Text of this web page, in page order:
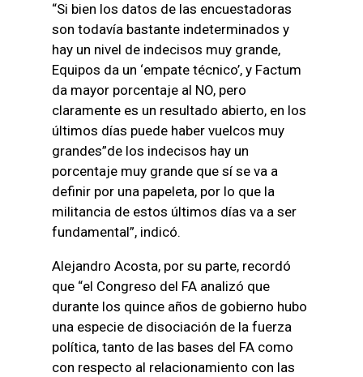
“Si bien los datos de las encuestadoras
son todavía bastante indeterminados y
hay un nivel de indecisos muy grande,
Equipos da un ‘empate técnico’, y Factum
da mayor porcentaje al NO, pero
claramente es un resultado abierto, en los
últimos días puede haber vuelcos muy
grandes”de los indecisos hay un
porcentaje muy grande que sí se va a
definir por una papeleta, por lo que la
militancia de estos últimos días va a ser
fundamental”, indicó.
Alejandro Acosta, por su parte, recordó
que “el Congreso del FA analizó que
durante los quince años de gobierno hubo
una especie de disociación de la fuerza
política, tanto de las bases del FA como
con respecto al relacionamiento con las